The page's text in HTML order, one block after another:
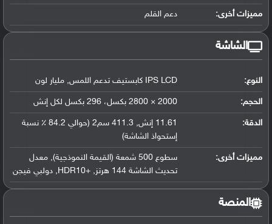
مميزات أخرى: دعم القلم
الشاشة
النوع: IPS LCD كابستيف تدعم اللمس, مليار لون
الحجم: 2000 × 2800 بكسل، 296 بكسل لكل إنش
الدقة:
11.61 إنش, 411.3 سم2 (حوالي 84.2 ٪ نسبة
إستحواذ الشاشة)
مميزات أخرى:
سطوع 500 شمعة (القيمة النموذجية), معدل
تحديث الشاشة 144 هرتز, +HDR10, دولبي فيجن
المنصة